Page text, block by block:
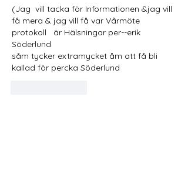
(Jag  vill tacka för Informationen &jag vill
få mera & jag vill få var Vårmöte
protokoll   är Hälsningar per--erik
Söderlund
såm tycker extramycket åm att få bli
kallad för percka Söderlund